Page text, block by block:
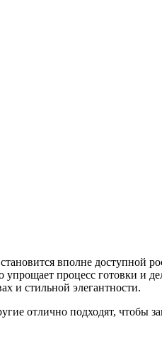
вполне доступной
процесс готовки и
и стильной элегантности.
отлично подходят, чтобы